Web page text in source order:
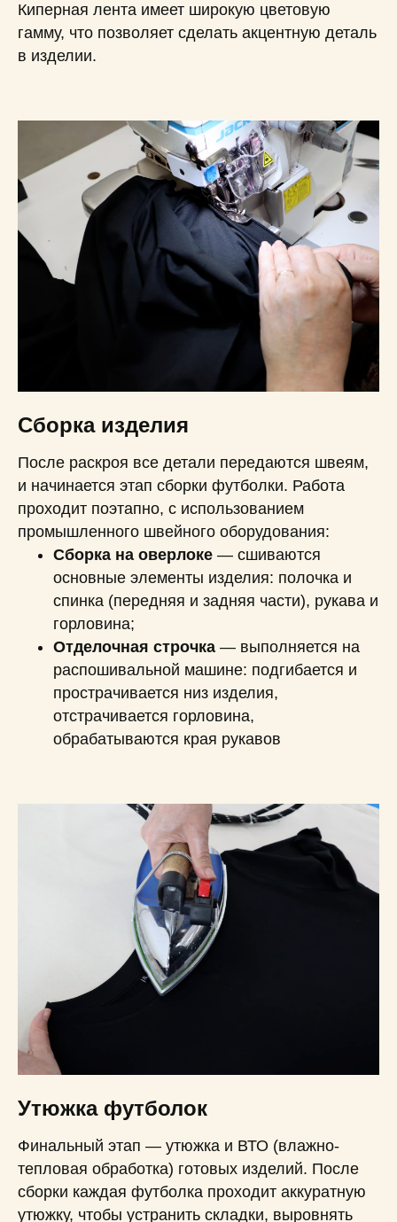
Киперная лента имеет широкую цветовую
гамму, что позволяет сделать акцентную деталь
в изделии.
Сборка изделия
После раскроя все детали передаются швеям,
и начинается этап сборки футболки. Работа
проходит поэтапно, с использованием
промышленного швейного оборудования:
Сборка на оверлоке — сшиваются
основные элементы изделия: полочка и
спинка (передняя и задняя части), рукава и
горловина;
Отделочная строчка — выполняется на
распошивальной машине: подгибается и
прострачивается низ изделия,
отстрачивается горловина,
обрабатываются края рукавов
Утюжка футболок
Финальный этап — утюжка и ВТО (влажно-
тепловая обработка) готовых изделий. После
сборки каждая футболка проходит аккуратную
утюжку, чтобы устранить складки, выровнять